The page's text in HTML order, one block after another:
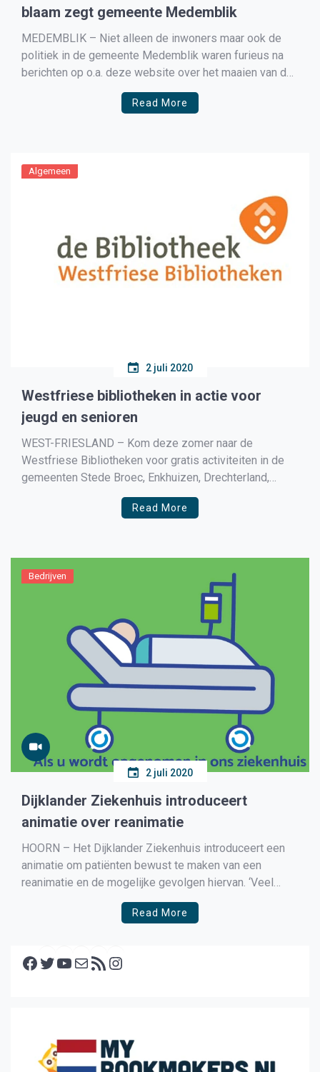
blaam zegt gemeente Medemblik
MEDEMBLIK – Niet alleen de inwoners maar ook de
politiek in de gemeente Medemblik waren furieus na
berichten op o.a. deze website over het maaien van de
walkanten waarbij ook diverse nesten zouden zijn
vernield. Nu blijkt dat sinds 1 januari 2017 dit gewoon is
Read More
Algemeen
2 juli 2020
Westfriese bibliotheken in actie voor
jeugd en senioren
WEST-FRIESLAND – Kom deze zomer naar de
Westfriese Bibliotheken voor gratis activiteiten in de
gemeenten Stede Broec, Enkhuizen, Drechterland,
Opmeer, Medemblik en Koggenland. De bibliotheken
werken volgens de coronarichtlijnen van het RIVM.
Read More
Bedrijven
2 juli 2020
Dijklander Ziekenhuis introduceert
animatie over reanimatie
HOORN – Het Dijklander Ziekenhuis introduceert een
animatie om patiënten bewust te maken van een
reanimatie en de mogelijke gevolgen hiervan. ‘Veel
patiënten wordt wel de vraag gesteld of ze
gereanimeerd willen worden maar de meeste mensen
Read More
Facebook Twitter YouTube E-mail RSS feed